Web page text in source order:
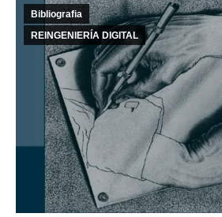
Bibliografia
REINGENIERÍA DIGITAL